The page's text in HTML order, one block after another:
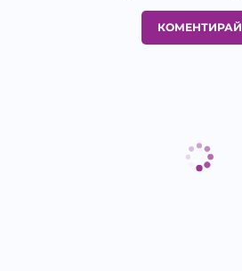
КОМЕНТИРАЙ